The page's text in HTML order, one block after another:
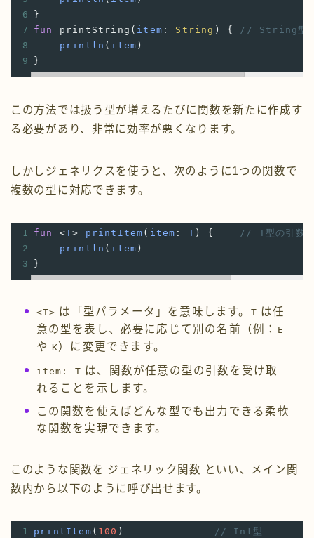
6
}
7
fun printString ( item : String ) {
// String型の
8
println ( item )
9
}
この方法では扱う型が増えるたびに関数を新たに作成す
る必要があり、非常に効率が悪くなります。
しかしジェネリクスを使うと、次のように1つの関数で
複数の型に対応できます。
1 fun <T> printItem ( item : T ) {
// T型の引数を
2
println ( item )
3
}
<T> は「型パラメータ」を意味します。 T は任
意の型を表し、必要に応じて別の名前（例：
E
や K）に変更できます。
item: T は、関数が任意の型の引数を受け取
れることを示します。
この関数を使えばどんな型でも出力できる柔軟
な関数を実現できます。
このような関数を ジェネリック関数 といい、メイン関
数内から以下のように呼び出せます。
1 printItem ( 100 )
// Int型